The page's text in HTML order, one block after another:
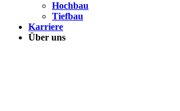
Hochbau
Tiefbau
Karriere
Über uns